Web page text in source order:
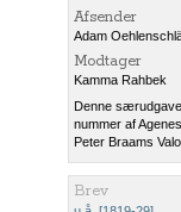
Afsender
Adam
Modtager
Kamma Rahbek
Denne
nummer af
Peter Braams
Brev